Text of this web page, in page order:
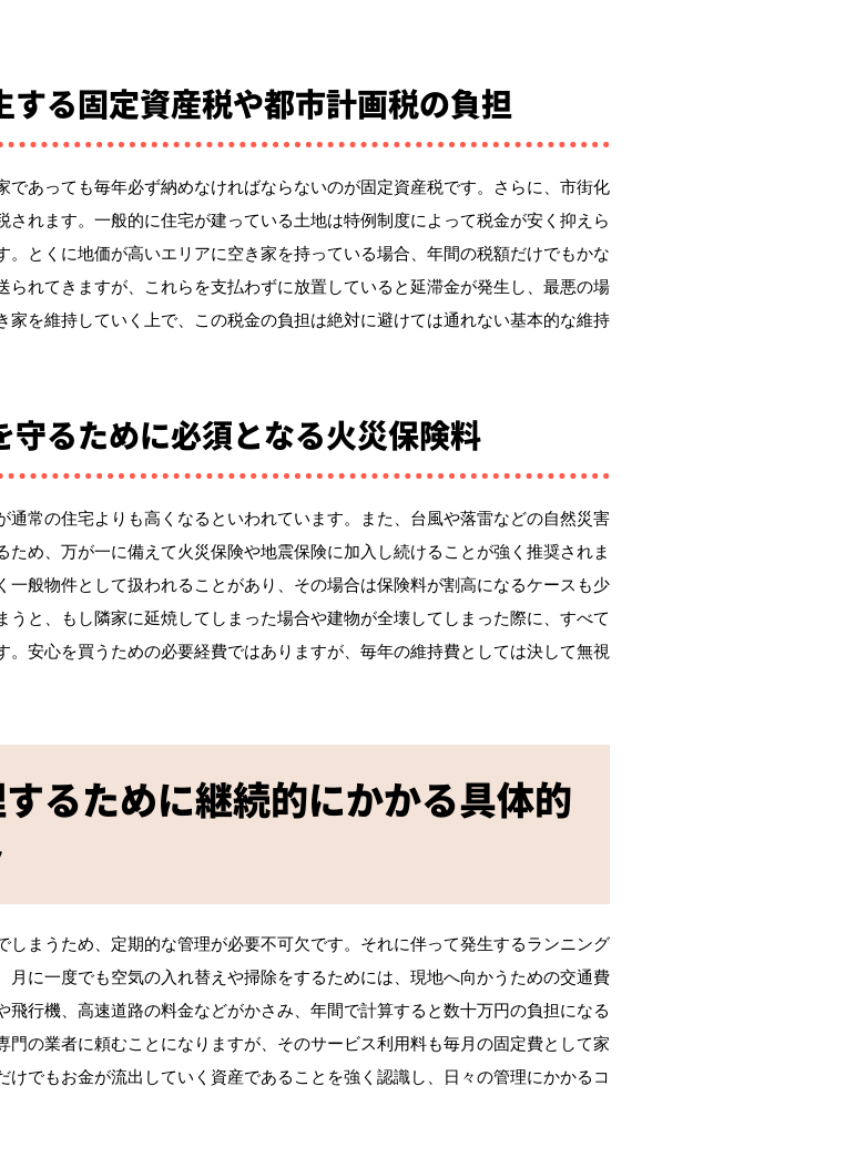
る固定資産税や都市計画税の負担
あっても毎年必ず納めなければならないのが固定資産税です。さらに、市街化
れます。一般的に住宅が建っている土地は特例制度によって税金が安く抑えら
とくに地価が高いエリアに空き家を持っている場合、年間の税額だけでもかな
れてきますが、これらを支払わずに放置していると延滞金が発生し、最悪の場
を維持していく上で、この税金の負担は絶対に避けては通れない基本的な維持
るために必須となる火災保険料
常の住宅よりも高くなるといわれています。また、台風や落雷などの自然災害
め、万が一に備えて火災保険や地震保険に加入し続けることが強く推奨されま
般物件として扱われることがあり、その場合は保険料が割高になるケースも少
と、もし隣家に延焼してしまった場合や建物が全壊してしまった際に、すべて
安心を買うための必要経費ではありますが、毎年の維持費としては決して無視
るために継続的にかかる具体的
まうため、定期的な管理が必要不可欠です。それに伴って発生するランニング
に一度でも空気の入れ替えや掃除をするためには、現地へ向かうための交通費
行機、高速道路の料金などがかさみ、年間で計算すると数十万円の負担になる
の業者に頼むことになりますが、そのサービス利用料も毎月の固定費として家
でもお金が流出していく資産であることを強く認識し、日々の管理にかかるコ